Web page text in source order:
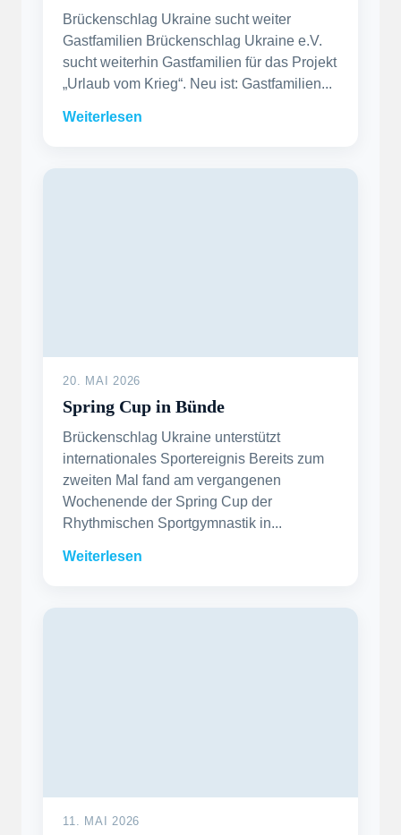
Brückenschlag Ukraine sucht weiter
Gastfamilien Brückenschlag Ukraine e.V.
sucht weiterhin Gastfamilien für das Projekt
„Urlaub vom Krieg“. Neu ist: Gastfamilien...
Weiterlesen
20. MAI 2026
Spring Cup in Bünde
Brückenschlag Ukraine unterstützt
internationales Sportereignis Bereits zum
zweiten Mal fand am vergangenen
Wochenende der Spring Cup der
Rhythmischen Sportgymnastik in...
Weiterlesen
11. MAI 2026